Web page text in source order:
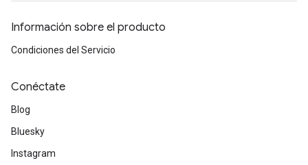
Información sobre el producto
Condiciones del Servicio
Conéctate
Blog
Bluesky
Instagram